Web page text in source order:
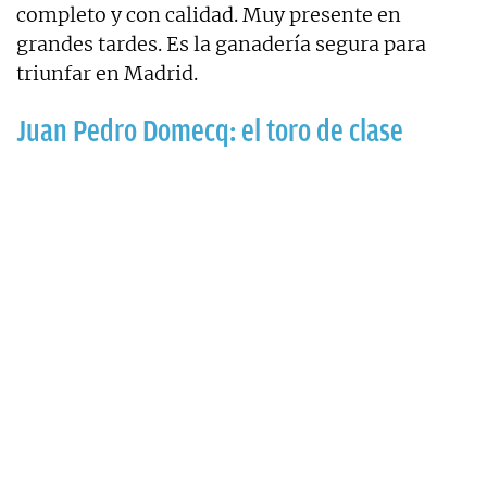
completo y con calidad. Muy presente en
grandes tardes. Es la ganadería segura para
triunfar en Madrid.
Juan Pedro Domecq: el toro de clase